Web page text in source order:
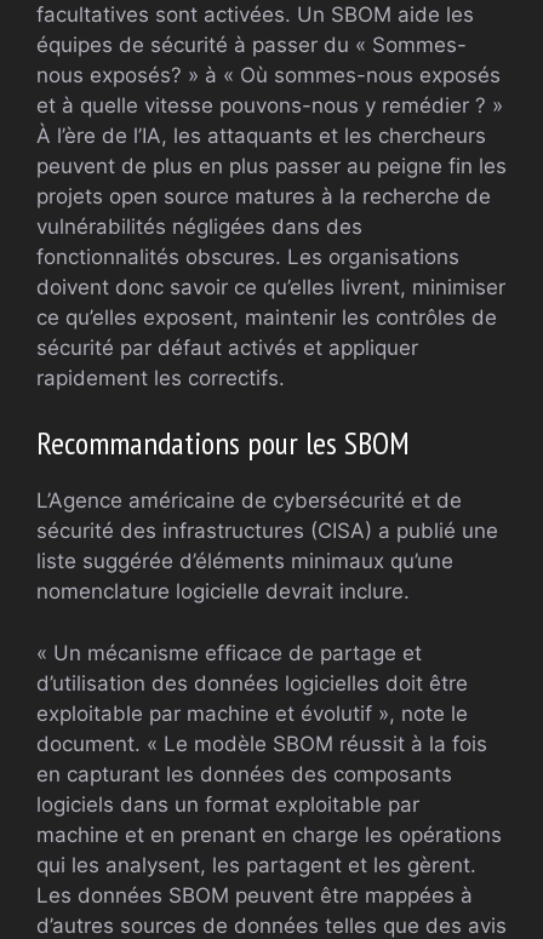
facultatives sont activées. Un SBOM aide les
équipes de sécurité à passer du « Sommes-
nous exposés? » à « Où sommes-nous exposés
et à quelle vitesse pouvons-nous y remédier ? »
À l’ère de l’IA, les attaquants et les chercheurs
peuvent de plus en plus passer au peigne fin les
projets open source matures à la recherche de
vulnérabilités négligées dans des
fonctionnalités obscures. Les organisations
doivent donc savoir ce qu’elles livrent, minimiser
ce qu’elles exposent, maintenir les contrôles de
sécurité par défaut activés et appliquer
rapidement les correctifs.
Recommandations pour les SBOM
L’Agence américaine de cybersécurité et de
sécurité des infrastructures (CISA) a publié une
liste suggérée d’éléments minimaux qu’une
nomenclature logicielle devrait inclure.
« Un mécanisme efficace de partage et
d’utilisation des données logicielles doit être
exploitable par machine et évolutif », note le
document. « Le modèle SBOM réussit à la fois
en capturant les données des composants
logiciels dans un format exploitable par
machine et en prenant en charge les opérations
qui les analysent, les partagent et les gèrent.
Les données SBOM peuvent être mappées à
d’autres sources de données telles que des avis